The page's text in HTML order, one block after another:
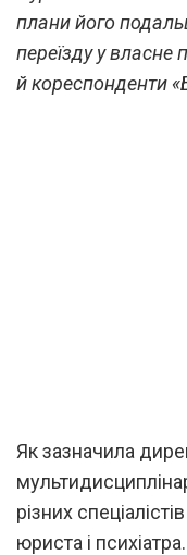
плани його
переїзду у власне
й кореспонденти
Як зазначила
різних
юриста і